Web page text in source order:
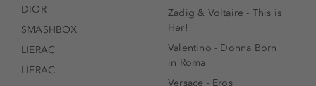
DIOR
SMASHBOX
LIERAC
LIERAC
Zadig & Voltaire - This is
Her!
Valentino - Donna Born
in Roma
Versace - Eros